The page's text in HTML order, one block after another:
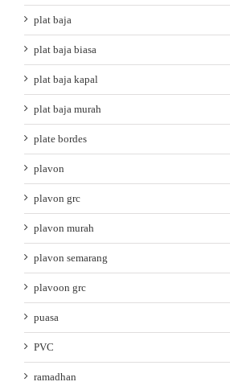
plat baja
plat baja biasa
plat baja kapal
plat baja murah
plate bordes
plavon
plavon grc
plavon murah
plavon semarang
plavoon grc
puasa
PVC
ramadhan